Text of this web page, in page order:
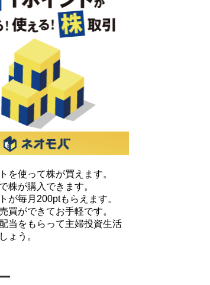
を使って株が買えます。
株が購入できます。
が毎月200ptもらえます。
買ができてお手軽です。
当をもらって主婦投資生活
ょう。